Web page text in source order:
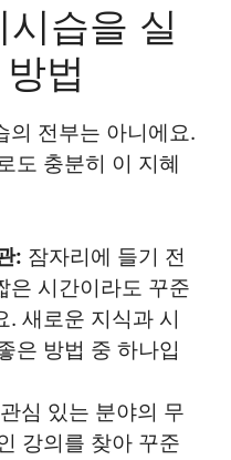
습을 실
법
의 전부는 아니에요.
도 충분히 이 지혜
: 잠자리에 들기 전
은 시간이라도 꾸준
. 새로운 지식과 시
은 방법 중 하나입
관심 있는 분야의 무
강의를 찾아 꾸준